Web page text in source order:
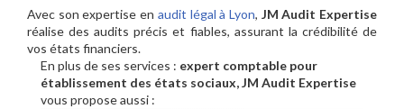
Avec son expertise en audit légal à Lyon, JM Audit Expertise
réalise des audits précis et fiables, assurant la crédibilité de
vos états financiers.
En plus de ses services : expert comptable pour
établissement des états sociaux, JM Audit Expertise
vous propose aussi :